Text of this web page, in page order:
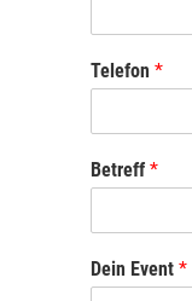
Telefon *
Betreff *
Dein Event *